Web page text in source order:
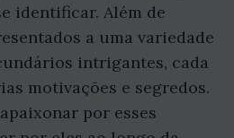
identificar. Além de
a uma variedade
intrigantes, cada
motivações e segredos.
por esses